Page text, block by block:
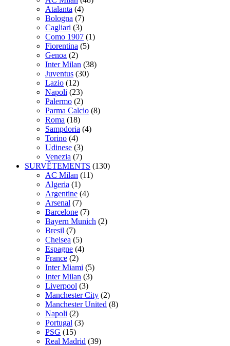
Atalanta (4)
Bologna (7)
Cagliari (3)
Como 1907 (1)
Fiorentina (5)
Genoa (2)
Inter Milan (38)
Juventus (30)
Lazio (12)
Napoli (23)
Palermo (2)
Parma Calcio (8)
Roma (18)
Sampdoria (4)
Torino (4)
Udinese (3)
Venezia (7)
SURVÊTEMENTS (130)
AC Milan (11)
Algeria (1)
Argentine (4)
Arsenal (7)
Barcelone (7)
Bayern Munich (2)
Bresil (7)
Chelsea (5)
Espagne (4)
France (2)
Inter Miami (5)
Inter Milan (3)
Liverpool (3)
Manchester City (2)
Manchester United (8)
Napoli (2)
Portugal (3)
PSG (15)
Real Madrid (39)